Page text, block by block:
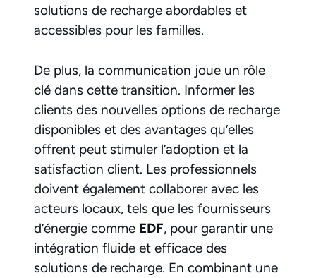
solutions de recharge abordables et
accessibles pour les familles.
De plus, la communication joue un rôle
clé dans cette transition. Informer les
clients des nouvelles options de recharge
disponibles et des avantages qu’elles
offrent peut stimuler l’adoption et la
satisfaction client. Les professionnels
doivent également collaborer avec les
acteurs locaux, tels que les fournisseurs
d’énergie comme EDF, pour garantir une
intégration fluide et efficace des
solutions de recharge. En combinant une